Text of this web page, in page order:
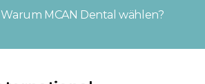
Warum MCAN Dental wählen?